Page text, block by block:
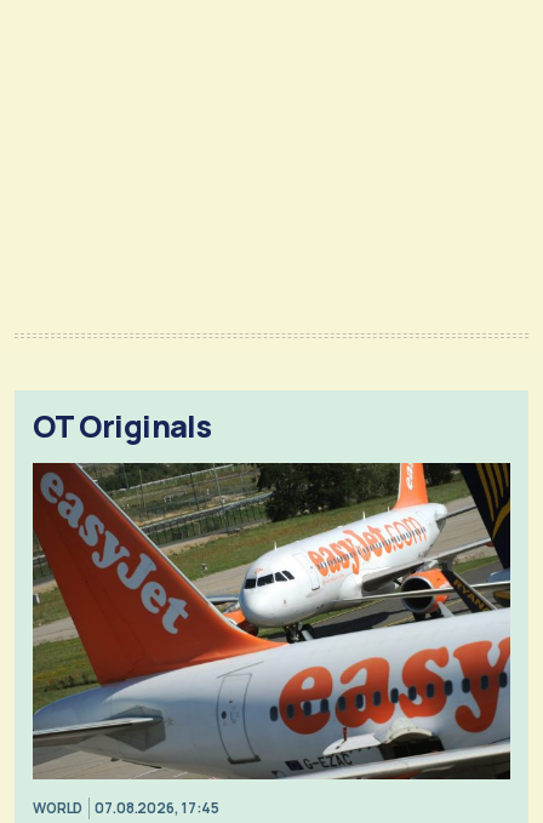
OT Originals
WORLD 07.08.2026, 17:45